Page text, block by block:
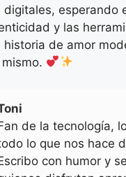
digitales, esperando
y las
de amor
de la tecnología,
lo que nos hace
con humor y